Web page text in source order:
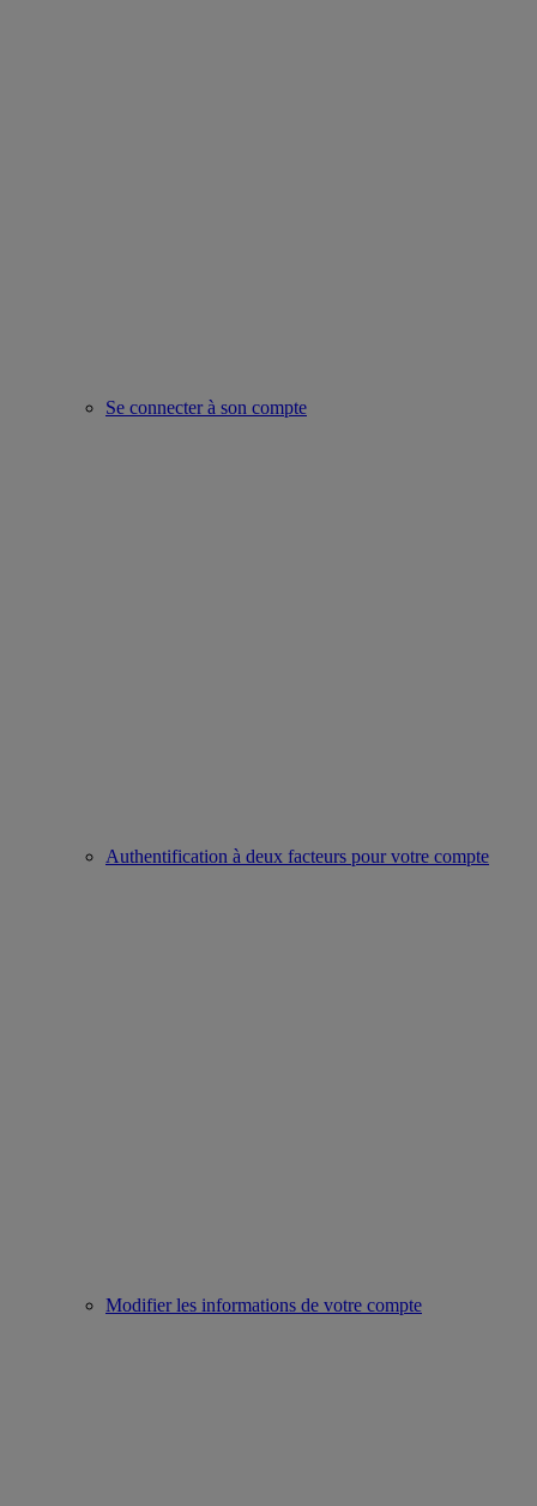
Se connecter à son compte
Authentification à deux facteurs pour votre compte
Modifier les informations de votre compte